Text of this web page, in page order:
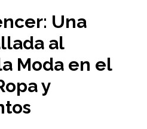
Una
al
Moda en el
y